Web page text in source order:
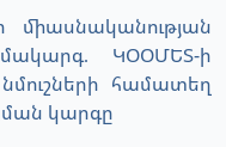
միասնականության
ԿՕՕՄԵՏ-ի
համատեղ
կարգը